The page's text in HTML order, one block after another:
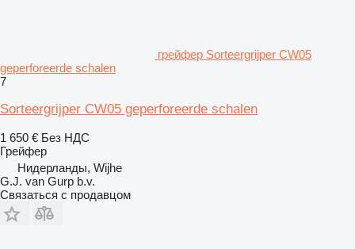
грейфер Sorteergrijper CW05
geperforeerde schalen
7
Sorteergrijper CW05 geperforeerde schalen
1 650 € Без НДС
Грейфер
Нидерланды, Wijhe
G.J. van Gurp b.v.
Связаться с продавцом